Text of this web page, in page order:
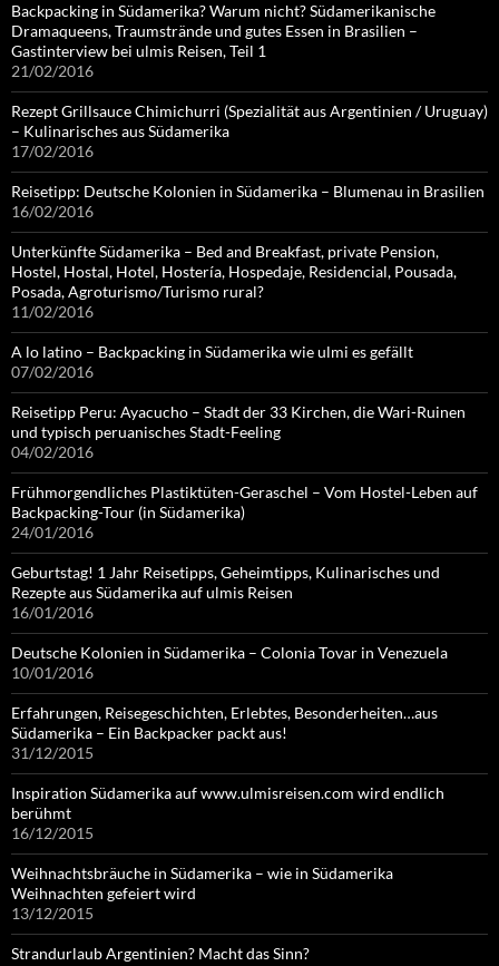
Backpacking in Südamerika? Warum nicht? Südamerikanische
Dramaqueens, Traumstrände und gutes Essen in Brasilien –
Gastinterview bei ulmis Reisen, Teil 1
21/02/2016
Rezept Grillsauce Chimichurri (Spezialität aus Argentinien / Uruguay)
– Kulinarisches aus Südamerika
17/02/2016
Reisetipp: Deutsche Kolonien in Südamerika – Blumenau in Brasilien
16/02/2016
Unterkünfte Südamerika – Bed and Breakfast, private Pension,
Hostel, Hostal, Hotel, Hostería, Hospedaje, Residencial, Pousada,
Posada, Agroturismo/Turismo rural?
11/02/2016
A lo latino – Backpacking in Südamerika wie ulmi es gefällt
07/02/2016
Reisetipp Peru: Ayacucho – Stadt der 33 Kirchen, die Wari-Ruinen
und typisch peruanisches Stadt-Feeling
04/02/2016
Frühmorgendliches Plastiktüten-Geraschel – Vom Hostel-Leben auf
Backpacking-Tour (in Südamerika)
24/01/2016
Geburtstag! 1 Jahr Reisetipps, Geheimtipps, Kulinarisches und
Rezepte aus Südamerika auf ulmis Reisen
16/01/2016
Deutsche Kolonien in Südamerika – Colonia Tovar in Venezuela
10/01/2016
Erfahrungen, Reisegeschichten, Erlebtes, Besonderheiten…aus
Südamerika – Ein Backpacker packt aus!
31/12/2015
Inspiration Südamerika auf www.ulmisreisen.com wird endlich
berühmt
16/12/2015
Weihnachtsbräuche in Südamerika – wie in Südamerika
Weihnachten gefeiert wird
13/12/2015
Strandurlaub Argentinien? Macht das Sinn?